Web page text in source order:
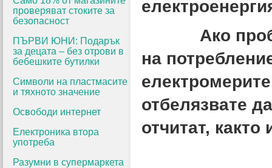
проверяват стоките за
безопасност
ПЪРВИ ЮНИ: Подарък
за децата – без отрови в
бебешките бутилки
Символи на пластмасите
и тяхното значение
Освободи интернет
Електроника втора
употреба
Разумни в супермаркета
Ако
на
отбелязвате
отчитат, както